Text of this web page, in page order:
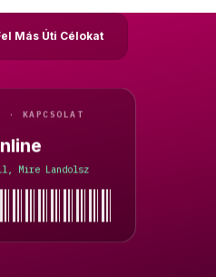
Más Úti Célokat
· KAPCSOLAT
Mire Landolsz